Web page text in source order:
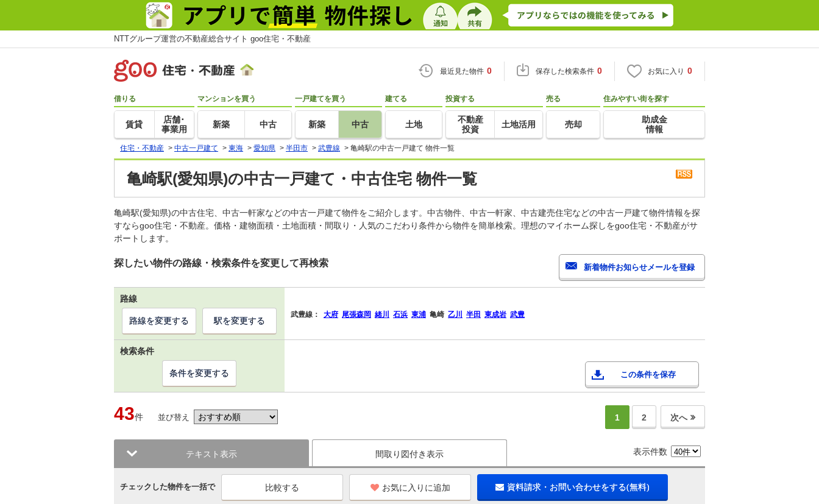
NTTグループ運営の不動産総合サイト goo住宅・不動産
最近見た物件 0 保存した検索条件 0 お気に入り 0
借りる
賃貸
店舗･
事業用
マンションを買う
新築 中古
一戸建てを買う
新築 中古
建てる
土地
投資する
不動産
投資
土地活用
売る
売却
住みやすい街を探す
助成金
情報
住宅・不動産 > 中古一戸建て > 東海 > 愛知県 > 半田市 > 武豊線 > 亀崎駅の中古一戸建て 物件一覧
亀崎駅(愛知県)の中古一戸建て・中古住宅 物件一覧
亀崎駅(愛知県)の中古住宅、中古一軒家などの中古一戸建て物件をご紹介します。中古物件、中古一軒家、中古建売住宅などの中古一戸建て物件情報を探
すならgoo住宅・不動産。価格・建物面積・土地面積・間取り・人気のこだわり条件から物件を簡単検索。理想のマイホーム探しをgoo住宅・不動産がサ
ポートします。
探したい物件の路線・検索条件を変更して再検索
路線
武豊線： 大府 尾張森岡 緒川 石浜 東浦 亀崎 乙川 半田 東成岩 武豊
路線を変更する 駅を変更する
検索条件
この条件を保存
条件を変更する
43件 並び替え 1 2 次へ
テキスト表示 間取り図付き表示 表示件数
チェックした物件を一括で お気に入りに追加 資料請求・お問い合わせをする(無料)